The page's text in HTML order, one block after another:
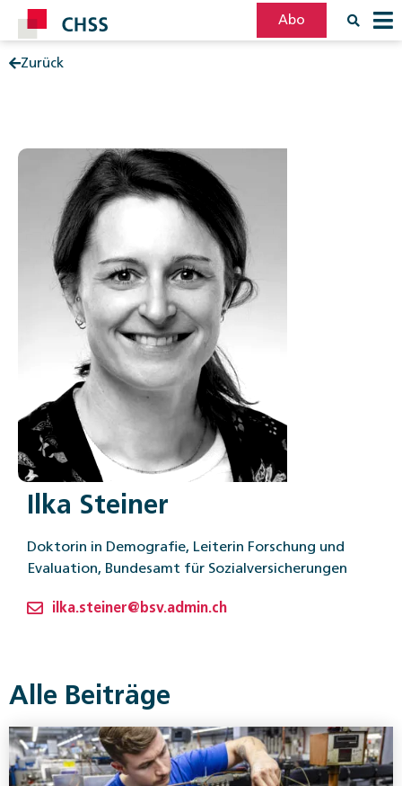
Abo
Zurück
Ilka Steiner
Doktorin in Demografie, Leiterin Forschung und
Evaluation, Bundesamt für Sozialversicherungen
ilka.steiner@bsv.admin.ch
Alle Beiträge